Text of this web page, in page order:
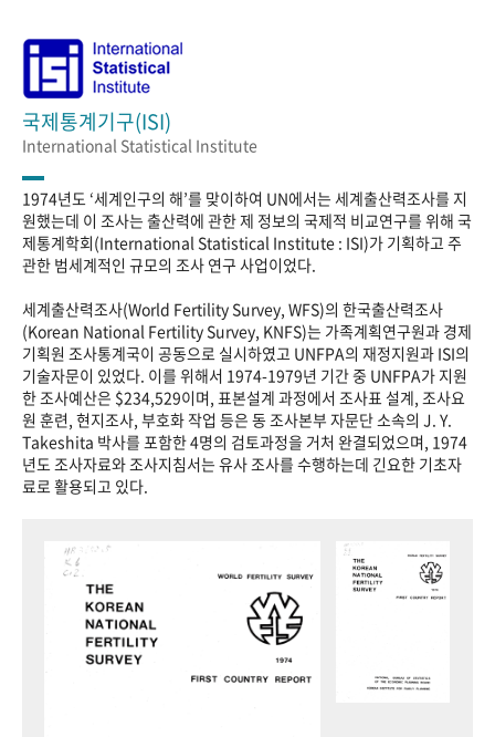
국제통계기구(ISI)
International Statistical Institute
1974년도 ‘세계인구의 해’를 맞이하여 UN에서는 세계출산력조사를 지
원했는데 이 조사는 출산력에 관한 제 정보의 국제적 비교연구를 위해 국
제통계학회(International Statistical Institute : ISI)가 기획하고 주
관한 범세계적인 규모의 조사 연구 사업이었다.
세계출산력조사(World Fertility Survey, WFS)의 한국출산력조사
(Korean National Fertility Survey, KNFS)는 가족계획연구원과 경제
기획원 조사통계국이 공동으로 실시하였고 UNFPA의 재정지원과 ISI의
기술자문이 있었다. 이를 위해서 1974-1979년 기간 중 UNFPA가 지원
한 조사예산은 $234,529이며, 표본설계 과정에서 조사표 설계, 조사요
원 훈련, 현지조사, 부호화 작업 등은 동 조사본부 자문단 소속의 J. Y.
Takeshita 박사를 포함한 4명의 검토과정을 거처 완결되었으며, 1974
년도 조사자료와 조사지침서는 유사 조사를 수행하는데 긴요한 기초자
료로 활용되고 있다.